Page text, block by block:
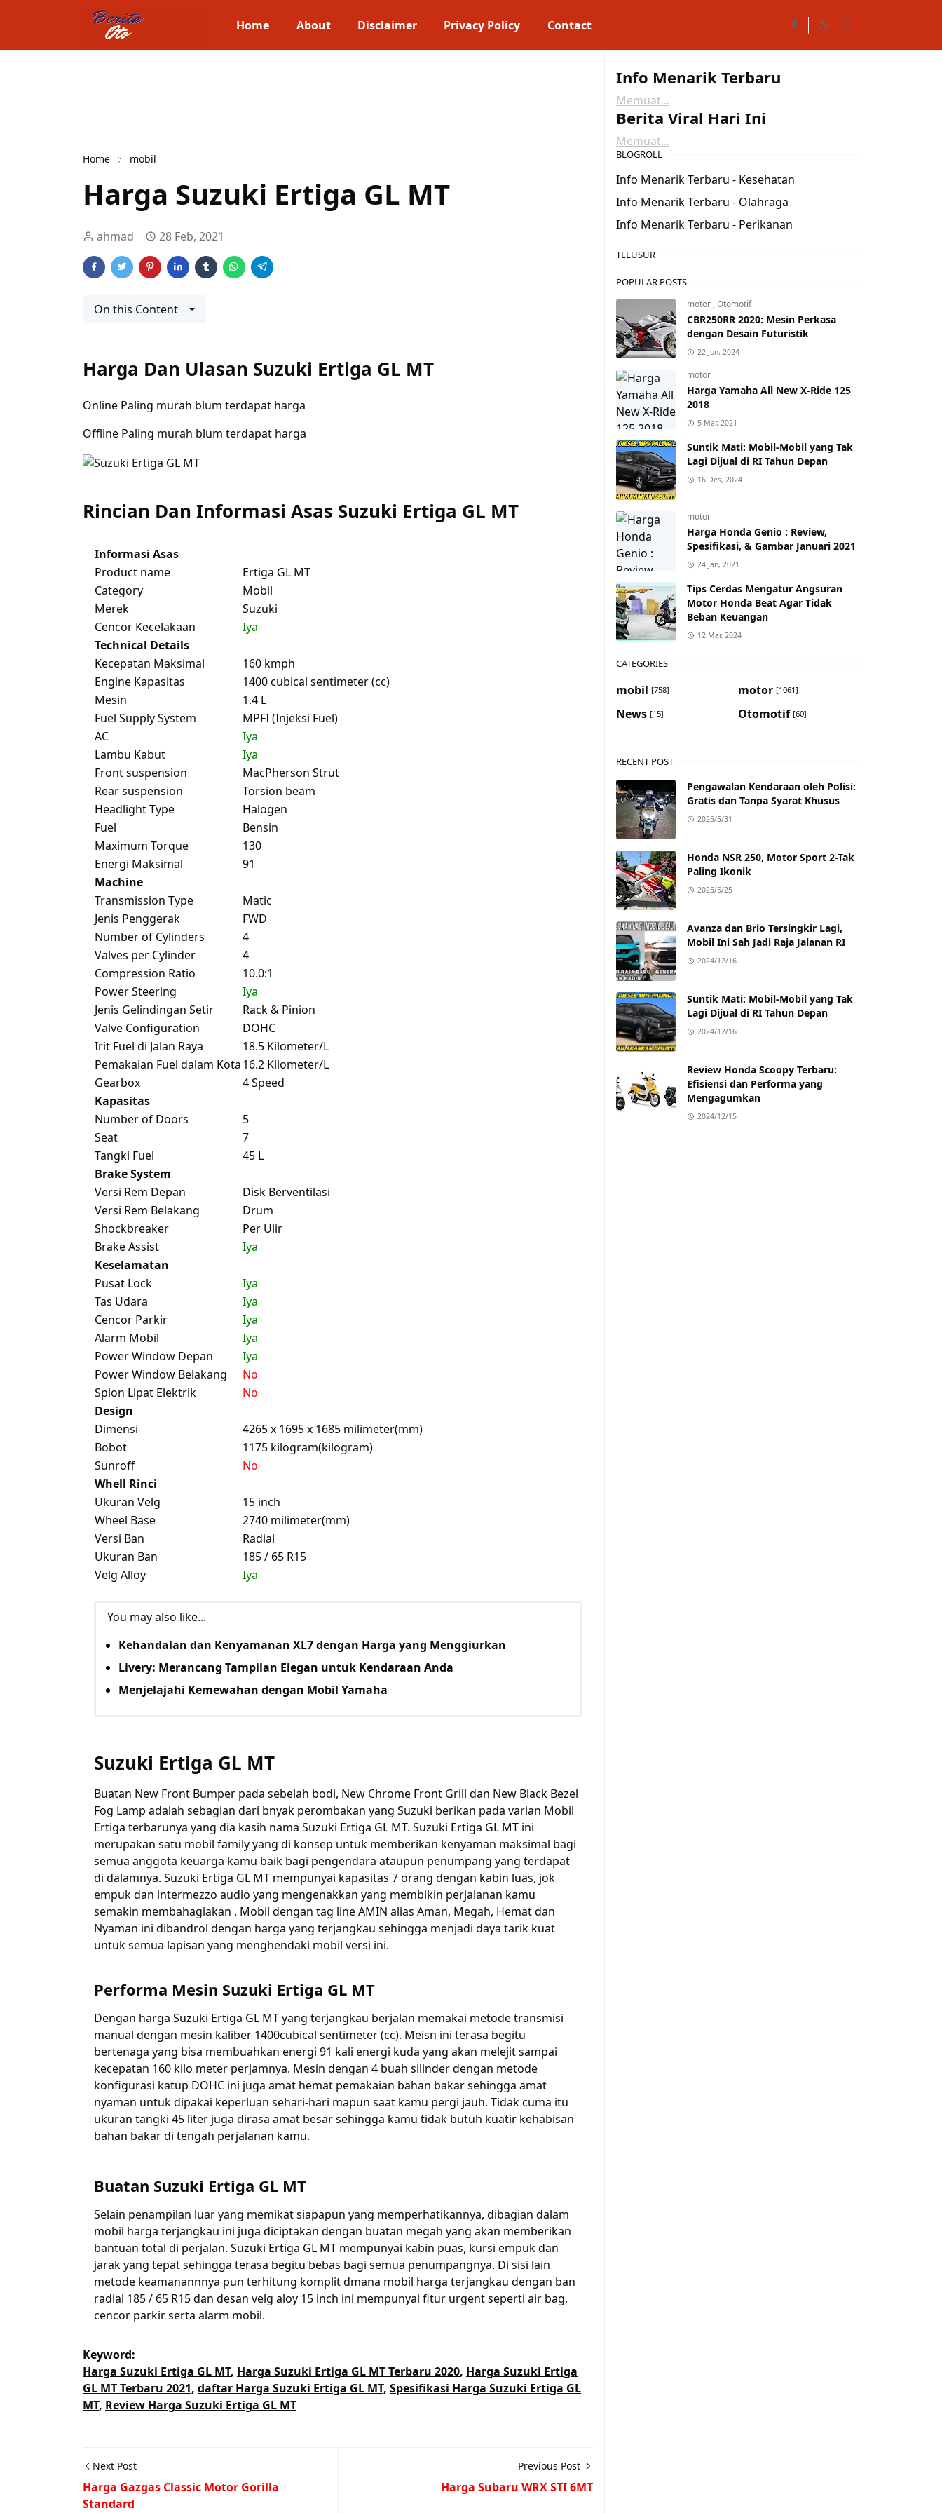
Home About Disclaimer Privacy Policy Contact
Home mobil
Harga Suzuki Ertiga GL MT
ahmad 28 Feb, 2021
On this Content
Harga Dan Ulasan Suzuki Ertiga GL MT
Online Paling murah blum terdapat harga
Offline Paling murah blum terdapat harga
Rincian Dan Informasi Asas Suzuki Ertiga GL MT
Informasi Asas
Product name
Ertiga GL MT
Category
Mobil
Merek
Suzuki
Cencor Kecelakaan
Iya
Technical Details
Kecepatan Maksimal
160 kmph
Engine Kapasitas
1400 cubical sentimeter (cc)
Mesin
1.4 L
Fuel Supply System
MPFI (Injeksi Fuel)
AC
Iya
Lambu Kabut
Iya
Front suspension
MacPherson Strut
Rear suspension
Torsion beam
Headlight Type
Halogen
Fuel
Bensin
Maximum Torque
130
Energi Maksimal
91
Machine
Transmission Type
Matic
Jenis Penggerak
FWD
Number of Cylinders
4
Valves per Cylinder
4
Compression Ratio
10.0:1
Power Steering
Iya
Jenis Gelindingan Setir
Rack & Pinion
Valve Configuration
DOHC
Irit Fuel di Jalan Raya
18.5 Kilometer/L
Pemakaian Fuel dalam Kota16.2 Kilometer/L
Gearbox
4 Speed
Kapasitas
Number of Doors
5
Seat
7
Tangki Fuel
45 L
Brake System
Versi Rem Depan
Disk Berventilasi
Versi Rem Belakang
Drum
Shockbreaker
Per Ulir
Brake Assist
Iya
Keselamatan
Pusat Lock
Iya
Tas Udara
Iya
Cencor Parkir
Iya
Alarm Mobil
Iya
Power Window Depan
Iya
Power Window Belakang
No
Spion Lipat Elektrik
No
Design
Dimensi
4265 x 1695 x 1685 milimeter(mm)
Bobot
1175 kilogram(kilogram)
Sunroff
No
Whell Rinci
Ukuran Velg
15 inch
Wheel Base
2740 milimeter(mm)
Versi Ban
Radial
Ukuran Ban
185 / 65 R15
Velg Alloy
Iya
You may also like...
Kehandalan dan Kenyamanan XL7 dengan Harga yang Menggiurkan
Livery: Merancang Tampilan Elegan untuk Kendaraan Anda
Menjelajahi Kemewahan dengan Mobil Yamaha
Suzuki Ertiga GL MT
Buatan New Front Bumper pada sebelah bodi, New Chrome Front Grill dan New Black Bezel
Fog Lamp adalah sebagian dari bnyak perombakan yang Suzuki berikan pada varian Mobil
Ertiga terbarunya yang dia kasih nama Suzuki Ertiga GL MT. Suzuki Ertiga GL MT ini
merupakan satu mobil family yang di konsep untuk memberikan kenyaman maksimal bagi
semua anggota keuarga kamu baik bagi pengendara ataupun penumpang yang terdapat
di dalamnya. Suzuki Ertiga GL MT mempunyai kapasitas 7 orang dengan kabin luas, jok
empuk dan intermezzo audio yang mengenakkan yang membikin perjalanan kamu
semakin membahagiakan . Mobil dengan tag line AMIN alias Aman, Megah, Hemat dan
Nyaman ini dibandrol dengan harga yang terjangkau sehingga menjadi daya tarik kuat
untuk semua lapisan yang menghendaki mobil versi ini.
Performa Mesin Suzuki Ertiga GL MT
Dengan harga Suzuki Ertiga GL MT yang terjangkau berjalan memakai metode transmisi
manual dengan mesin kaliber 1400cubical sentimeter (cc). Meisn ini terasa begitu
bertenaga yang bisa membuahkan energi 91 kali energi kuda yang akan melejit sampai
kecepatan 160 kilo meter perjamnya. Mesin dengan 4 buah silinder dengan metode
konfigurasi katup DOHC ini juga amat hemat pemakaian bahan bakar sehingga amat
nyaman untuk dipakai keperluan sehari-hari mapun saat kamu pergi jauh. Tidak cuma itu
ukuran tangki 45 liter juga dirasa amat besar sehingga kamu tidak butuh kuatir kehabisan
bahan bakar di tengah perjalanan kamu.
Buatan Suzuki Ertiga GL MT
Selain penampilan luar yang memikat siapapun yang memperhatikannya, dibagian dalam
mobil harga terjangkau ini juga diciptakan dengan buatan megah yang akan memberikan
bantuan total di perjalan. Suzuki Ertiga GL MT mempunyai kabin puas, kursi empuk dan
jarak yang tepat sehingga terasa begitu bebas bagi semua penumpangnya. Di sisi lain
metode keamanannnya pun terhitung komplit dmana mobil harga terjangkau dengan ban
radial 185 / 65 R15 dan desan velg aloy 15 inch ini mempunyai fitur urgent seperti air bag,
cencor parkir serta alarm mobil.
Keyword:
Harga Suzuki Ertiga GL MT, Harga Suzuki Ertiga GL MT Terbaru 2020, Harga Suzuki Ertiga
GL MT Terbaru 2021, daftar Harga Suzuki Ertiga GL MT, Spesifikasi Harga Suzuki Ertiga GL
MT, Review Harga Suzuki Ertiga GL MT
Next Post
Harga Gazgas Classic Motor Gorilla
Standard
Previous Post
Harga Subaru WRX STI 6MT
Info Menarik Terbaru
Memuat...
Berita Viral Hari Ini
Memuat...
BLOGROLL
Info Menarik Terbaru - Kesehatan
Info Menarik Terbaru - Olahraga
Info Menarik Terbaru - Perikanan
TELUSUR
POPULAR POSTS
motor ,Otomotif
CBR250RR 2020: Mesin Perkasa
dengan Desain Futuristik
22 Jun, 2024
motor
Harga Yamaha All New X-Ride 125
2018
5 Mar, 2021
Suntik Mati: Mobil-Mobil yang Tak
Lagi Dijual di RI Tahun Depan
16 Des, 2024
motor
Harga Honda Genio : Review,
Spesifikasi, & Gambar Januari 2021
24 Jan, 2021
Tips Cerdas Mengatur Angsuran
Motor Honda Beat Agar Tidak
Beban Keuangan
12 Mar, 2024
CATEGORIES
mobil [758] motor [1061]
News [15] Otomotif [60]
RECENT POST
Pengawalan Kendaraan oleh Polisi:
Gratis dan Tanpa Syarat Khusus
2025/5/31
Honda NSR 250, Motor Sport 2-Tak
Paling Ikonik
2025/5/25
Avanza dan Brio Tersingkir Lagi,
Mobil Ini Sah Jadi Raja Jalanan RI
2024/12/16
Suntik Mati: Mobil-Mobil yang Tak
Lagi Dijual di RI Tahun Depan
2024/12/16
Review Honda Scoopy Terbaru:
Efisiensi dan Performa yang
Mengagumkan
2024/12/15